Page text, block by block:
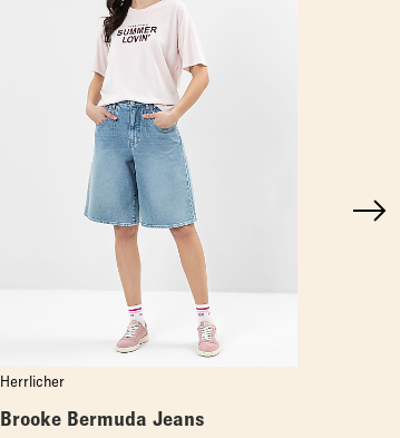
Herrlicher
Brooke Bermuda Jeans